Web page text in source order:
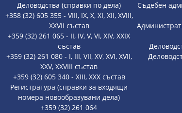
Деловодства (справки по дела)
+358 (32) 605 355 - VIII, IX, X, XI, XII, XVIII,
XXVII състав
+359 (32) 261 065 - II, IV, V, VI, XIV, XXIX
състав
+359 (32) 261 080 - I, III, VII, XV, XVI, XVII,
XXV, XXVIII състав
+359 (32) 605 340 - XIII, XXX състав
Регистратура (справки за входящи
номера новообразувани дела)
+359 (32) 261 064
Съдебен